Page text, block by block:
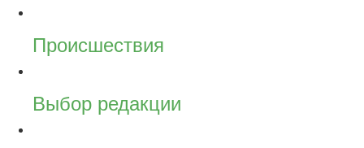
Происшествия
Выбор редакции